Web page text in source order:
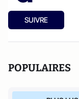
SUIVRE
POPULAIRES